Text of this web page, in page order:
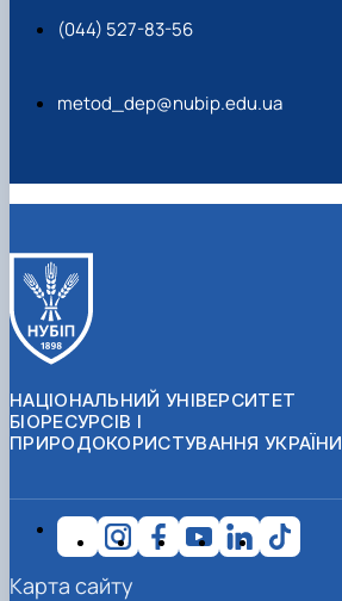
(044) 527-83-56
metod_dep@nubip.edu.ua
НАЦІОНАЛЬНИЙ УНІВЕРСИТЕТ
БІОРЕСУРСІВ І
ПРИРОДОКОРИСТУВАННЯ УКРАЇНИ
Карта сайту